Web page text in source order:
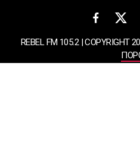
REBEL FM 105.2 | COPYRIGHT